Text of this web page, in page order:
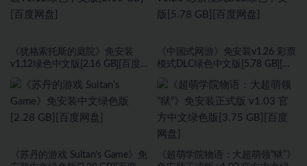
《犹格索托斯的庭院》免安装
v1.12绿色中文版[2.16 GB][百度网
《中国式网游》免安装v1.26 彩票
模式DLC绿色中文版[5.78 GB][百
《苏丹的游戏 Sultan’s Game》免
《超萌学院物语：大超萌领“狱”》